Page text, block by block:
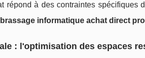
répond à des contraintes spécifiques
brassage informatique achat direct
: l'optimisation des espaces